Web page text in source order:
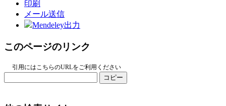
印刷
メール送信
Mendeley出力
このページのリンク
引用にはこちらのURLをご利用ください
コピー